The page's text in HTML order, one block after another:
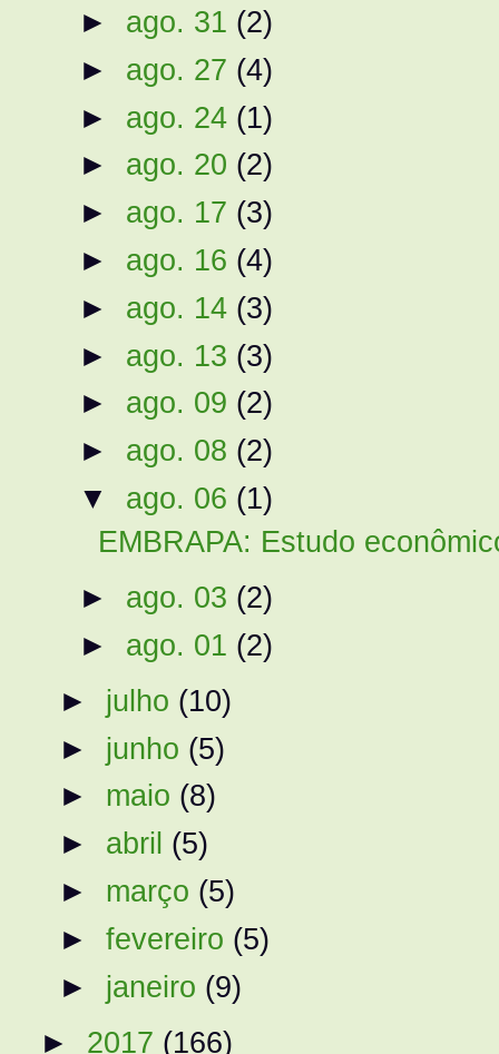
► ago. 31 (2)
► ago. 27 (4)
► ago. 24 (1)
► ago. 20 (2)
► ago. 17 (3)
► ago. 16 (4)
► ago. 14 (3)
► ago. 13 (3)
► ago. 09 (2)
► ago. 08 (2)
▼ ago. 06 (1)
EMBRAPA: Estudo
► ago. 03 (2)
► ago. 01 (2)
► julho (10)
► junho (5)
► maio (8)
► abril (5)
► março (5)
►fevereiro (5)
► janeiro (9)
► 2017 (166)